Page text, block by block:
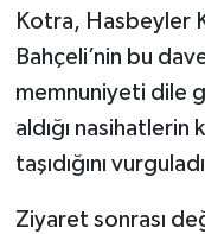
Kotra, Hasbeyler
Bahçeli’nin bu
memnuniyeti dile
aldığı nasihatlerin
taşıdığını
Ziyaret sonrası